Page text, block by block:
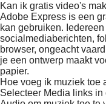
Kan ik gratis video's
Adobe Express is een
kan gebruiken.
socialmediaberichten,
browser, ongeacht
je een ontwerp maakt
papier.
Hoe voeg ik muziek toe
Selecteer Media links